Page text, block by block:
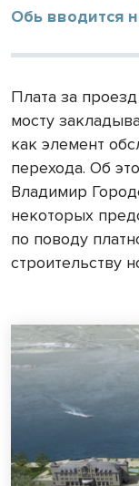
Обь вводится
Плата за
мосту
как элемент
перехода. Об
Владимир
некоторых
по поводу
строительству